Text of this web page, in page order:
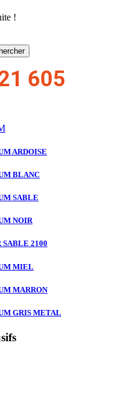
!
ARDOISE
BLANC
SABLE
NOIR
SABLE 2100
MIEL
MARRON
GRIS METAL